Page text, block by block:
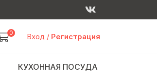
0 Вход / Регистрация
КУХОННАЯ ПОСУДА